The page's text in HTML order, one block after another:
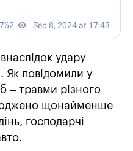
удару
Як повідомили у
– травми різного
щонайменше
господарчі